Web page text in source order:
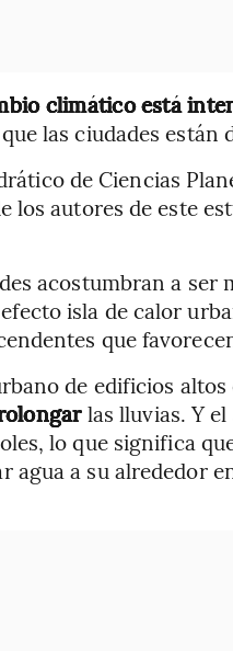
climático está
las ciudades están
de Ciencias
los autores de este
acostumbran a ser
isla de calor
que
de edificios
las lluvias. Y
lo que significa
agua a su alrededor